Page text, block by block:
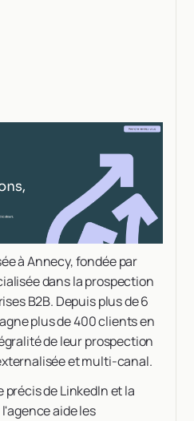
à Annecy, fondée par
dans la prospection
B2B. Depuis plus de 6
plus de 400 clients en
de leur prospection
et multi-canal.
de LinkedIn et la
aide les